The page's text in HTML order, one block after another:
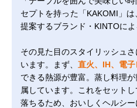
セプトを持った「KAKOMI」
提案するブランド・KINTOによ
その見た目のスタイリッシュ
います。まず、 直火、IH、電
できる熱源が豊富。蒸し料理
属しています。これをセット
落ちるため、おいしくヘルシー